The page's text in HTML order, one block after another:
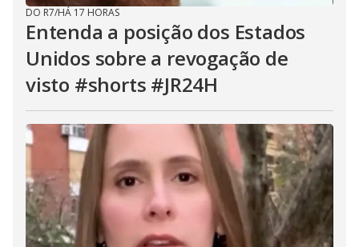
DO R7/HÁ 17 HORAS
Entenda a posição dos Estados
Unidos sobre a revogação de
visto #shorts #JR24H